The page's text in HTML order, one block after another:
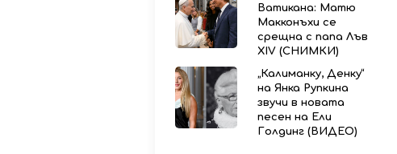
Ватикана: Матю
Макконъхи се
срещна с папа Лъв
XIV (СНИМКИ)
„Калиманку, Денку“
на Янка Рупкина
звучи в новата
песен на Ели
Голдинг (ВИДЕО)